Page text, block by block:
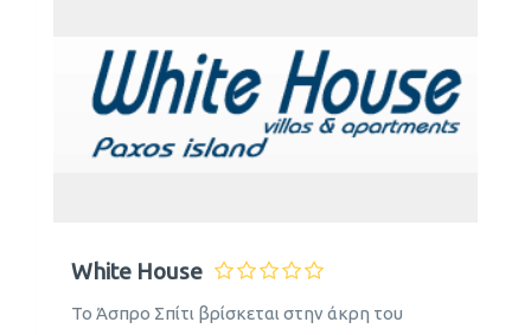
White House
Το Άσπρο Σπίτι βρίσκεται στην άκρη του